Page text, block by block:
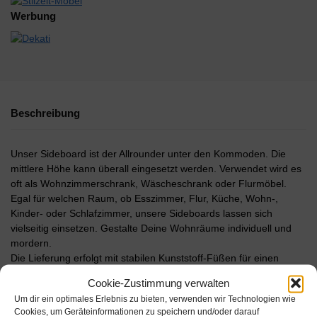
Cookie-Zustimmung verwalten
Um dir ein optimales Erlebnis zu bieten, verwenden wir Technologien wie
Cookies, um Geräteinformationen zu speichern und/oder darauf
Werbung
Beschreibung
Unser Sideboard ist der Allrounder unter den Kommoden. Die
mittlere Höhe kann überall eingesetzt werden. Verwendet wird es
oft als Wohnzimmerschrank, Wäscheschrank oder Flurmöbel.
Egal für welchen Raum, ob Esszimmer, Flur, Küche, Wohn-,
Kinder- oder Schlafzimmer, unsere Sideboards lassen sich
vielseitig einsetzen. Gestalte Deine Wohnräume individuell und
mordern.
Die Lieferung erfolgt mit stabilen Kunststoff-Füßen für einen
sicheren Stand. Mit der Push to Open-Funktion lassen sich Türen,
Klappen & Schubkästen einfach durch antippen öffnen. Die
verwendeten Materialen sind besonders langlebig und